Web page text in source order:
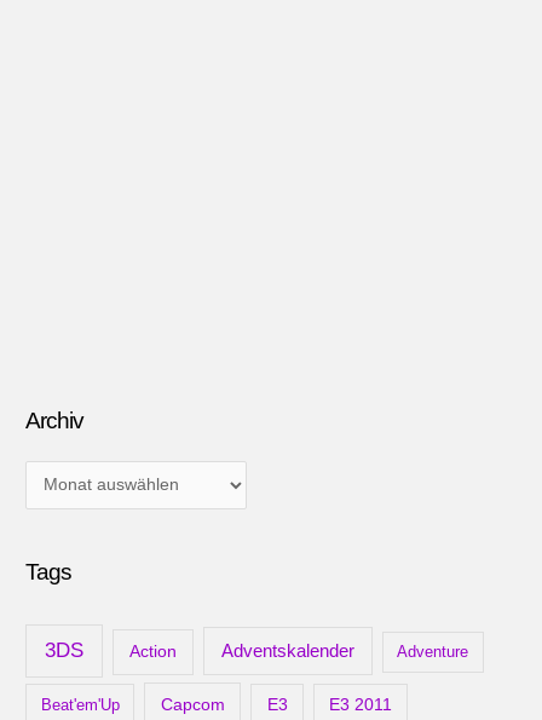
Archiv
r
Tags
3DS Action Adventskalender Adventure
Beat'em'Up Capcom E3 E3 2011